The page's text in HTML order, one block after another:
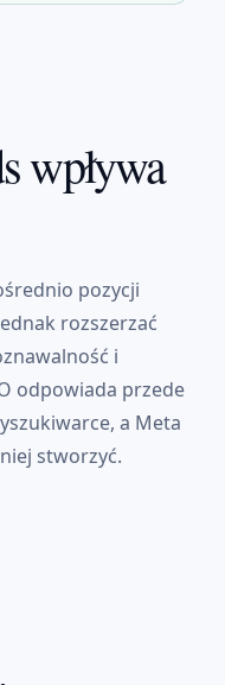
wpływa
pozycji
rozszerzać
i
odpowiada przede
a Meta
stworzyć.